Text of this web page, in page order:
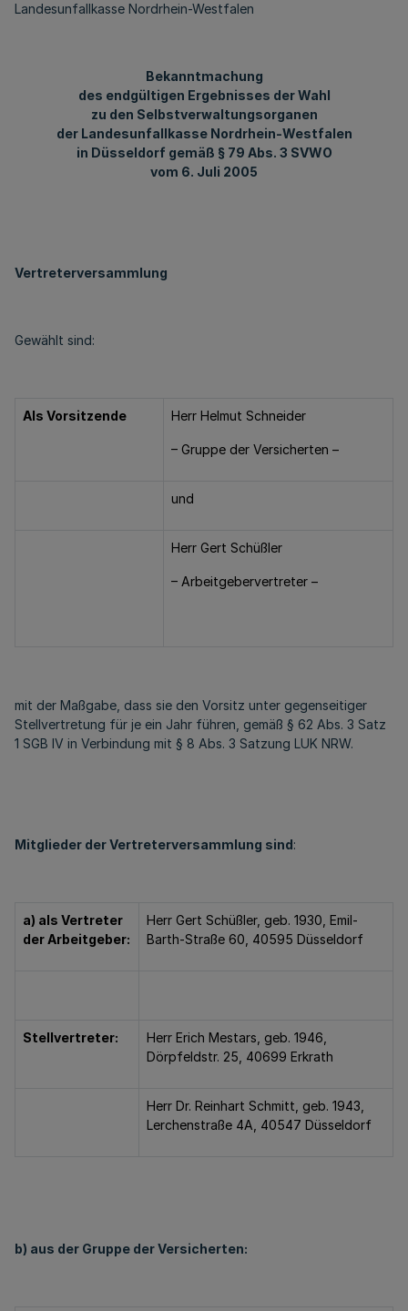
Landesunfallkasse Nordrhein-Westfalen
Bekanntmachung
des endgültigen Ergebnisses der Wahl
zu den Selbstverwaltungsorganen
der Landesunfallkasse Nordrhein-Westfalen
in Düsseldorf gemäß § 79 Abs. 3 SVWO
vom 6. Juli 2005
Vertreterversammlung
Gewählt sind:
Als Vorsitzende Herr Helmut Schneider
– Gruppe der Versicherten –
und
Herr Gert Schüßler
– Arbeitgebervertreter –
mit der Maßgabe, dass sie den Vorsitz unter gegenseitiger
Stellvertretung für je ein Jahr führen, gemäß § 62 Abs. 3 Satz
1 SGB IV in Verbindung mit § 8 Abs. 3 Satzung LUK NRW.
Mitglieder der Vertreterversammlung sind:
a) als Vertreter
der Arbeitgeber:
Herr Gert Schüßler, geb. 1930, Emil-
Barth-Straße 60, 40595 Düsseldorf
Stellvertreter:
Herr Erich Mestars, geb. 1946,
Dörpfeldstr. 25, 40699 Erkrath
Herr Dr. Reinhart Schmitt, geb. 1943,
Lerchenstraße 4A, 40547 Düsseldorf
b) aus der Gruppe der Versicherten: